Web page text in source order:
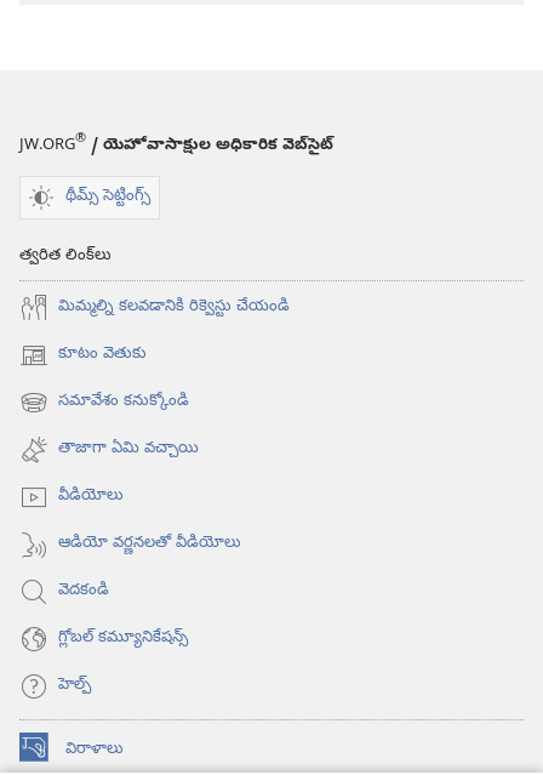
JW.ORG® / యెహోవాసాక్షుల అధికారిక వెబ్‌సైట్‌
థీమ్స్ సెట్టింగ్స్
త్వరిత లింక్‌లు
మిమ్మల్ని కలవడానికి రిక్వెస్టు చేయండి
కూటం వెతుకు
(కొత్త
విండో
ఓపెన్‌
అవుతుంది)
సమావేశం కనుక్కోండి
(కొత్త
విండో
ఓపెన్‌
అవుతుంది)
తాజాగా ఏమి వచ్చాయి
వీడియోలు
ఆడియో వర్ణనలతో వీడియోలు
వెదకండి
గ్లోబల్‌ కమ్యూనికేషన్స్‌
హెల్ప్‌
విరాళాలు
(కొత్త